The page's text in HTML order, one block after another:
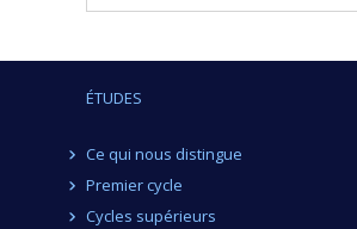
ÉTUDES
Ce qui nous distingue
Premier cycle
Cycles supérieurs